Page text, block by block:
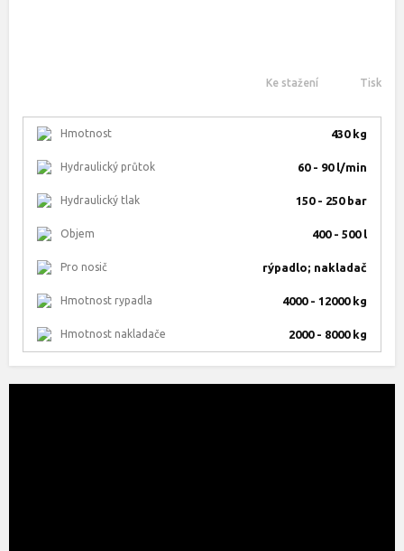
Ke stažení Tisk
Hmotnost 430 kg
Hydraulický průtok 60 - 90 l/min
Hydraulický tlak 150 - 250 bar
Objem 400 - 500 l
Pro nosič rýpadlo; nakladač
Hmotnost rypadla 4000 - 12000 kg
Hmotnost nakladače 2000 - 8000 kg